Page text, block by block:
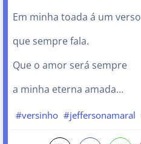
Em minha toada á um verso
que sempre fala.
Que o amor será sempre
a minha eterna amada…
#versinho #jeffersonamaral